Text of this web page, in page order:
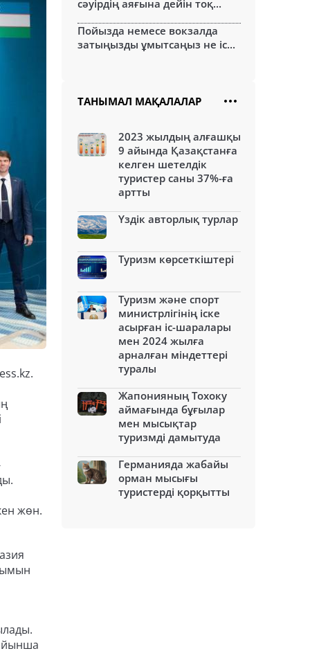
жөн.
сәуірдің аяғына дейін тоқ...
Пойызда немесе вокзалда
затыңызды ұмытсаңыз не іс...
ТАНЫМАЛ МАҚАЛАЛАР
2023 жылдың алғашқы
9 айында Қазақстанға
келген шетелдік
туристер саны 37%-ға
артты
Үздік авторлық турлар
Туризм көрсеткіштері
Туризм және спорт
министрлігінің іске
асырған іс-шаралары
мен 2024 жылға
арналған міндеттері
туралы
Жапонияның Тохоку
аймағында бұғылар
мен мысықтар
туризмді дамытуда
Германияда жабайы
орман мысығы
туристерді қорқытты